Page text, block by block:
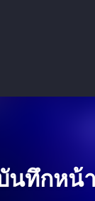
นทึกหน้